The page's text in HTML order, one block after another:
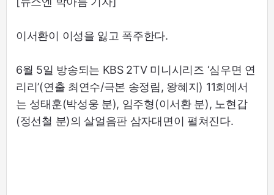
이서환이 이성을 잃고 폭주한다.
6월 5일 방송되는 KBS 2TV 미니시리즈 ‘심우면 연
리리’(연출 최연수/극본 송정림, 왕혜지) 11회에서
는 성태훈(박성웅 분), 임주형(이서환 분), 노현갑
(정선철 분)의 살얼음판 삼자대면이 펼쳐진다.